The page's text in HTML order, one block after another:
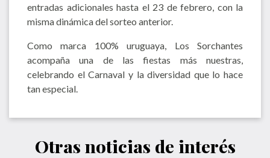
entradas adicionales hasta el 23 de febrero, con la
misma dinámica del sorteo anterior.
Como marca 100% uruguaya, Los Sorchantes
acompaña una de las fiestas más nuestras,
celebrando el Carnaval y la diversidad que lo hace
tan especial.
Otras noticias de interés